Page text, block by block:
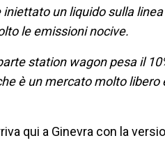
iniettato un liquido sulla
le emissioni nocive.
station wagon pesa il
è un mercato molto
qui a Ginevra con la